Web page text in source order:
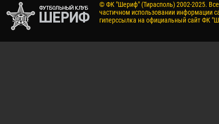
© ФК "Шериф" (Тирасполь) 2002-2025.
частичном использовании информации
гиперссылка на официальный сайт ФК